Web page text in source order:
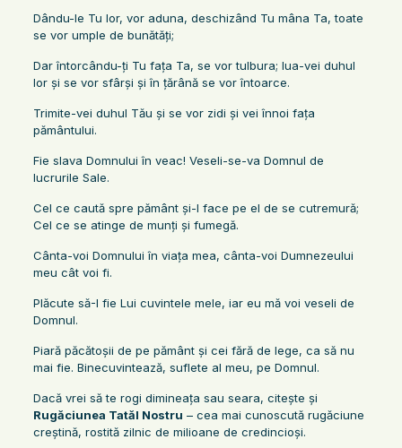
Dându-le Tu lor, vor aduna, deschizând Tu mâna Ta, toate
se vor umple de bunătăţi;
Dar întorcându-ţi Tu faţa Ta, se vor tulbura; lua-vei duhul
lor şi se vor sfârşi şi în ţărână se vor întoarce.
Trimite-vei duhul Tău şi se vor zidi şi vei înnoi faţa
pământului.
Fie slava Domnului în veac! Veseli-se-va Domnul de
lucrurile Sale.
Cel ce caută spre pământ şi-l face pe el de se cutremură;
Cel ce se atinge de munţi şi fumegă.
Cânta-voi Domnului în viaţa mea, cânta-voi Dumnezeului
meu cât voi fi.
Plăcute să-I fie Lui cuvintele mele, iar eu mă voi veseli de
Domnul.
Piară păcătoşii de pe pământ şi cei fără de lege, ca să nu
mai fie. Binecuvintează, suflete al meu, pe Domnul.
Dacă vrei să te rogi dimineața sau seara, citește și
Rugăciunea Tatăl Nostru – cea mai cunoscută rugăciune
creștină, rostită zilnic de milioane de credincioși.